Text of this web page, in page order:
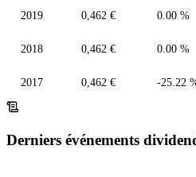
2019 0,462 € 0.00 %
2018 0,462 € 0.00 %
2017 0,462 € -25.22
Derniers événements